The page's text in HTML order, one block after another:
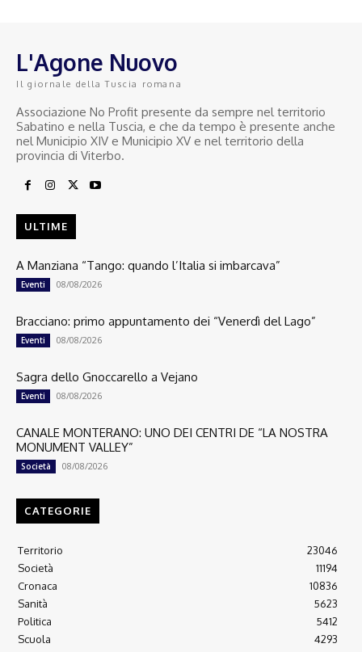
L'Agone Nuovo
Il giornale della Tuscia romana
Associazione No Profit presente da sempre nel territorio
Sabatino e nella Tuscia, e che da tempo è presente anche
nel Municipio XIV e Municipio XV e nel territorio della
provincia di Viterbo.
ULTIME
A Manziana “Tango: quando l’Italia si imbarcava”
Eventi 08/08/2026
Bracciano: primo appuntamento dei “Venerdì del Lago”
Eventi 08/08/2026
Sagra dello Gnoccarello a Vejano
Eventi 08/08/2026
CANALE MONTERANO: UNO DEI CENTRI DE “LA NOSTRA
MONUMENT VALLEY”
Società 08/08/2026
CATEGORIE
Territorio
23046
Società
11194
Cronaca
10836
Sanità
5623
Politica
5412
Scuola
4293